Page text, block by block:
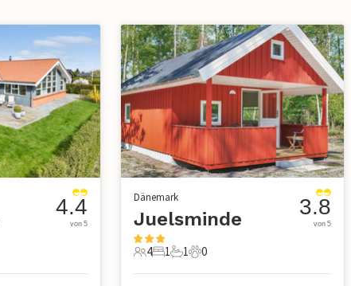
4.4
von 5
Dänemark
Juelsminde
4 Gäste
4
1 Schlafzimmer
1
1 Badezimmer
1
0 Haustiere
0
3.8
von 5